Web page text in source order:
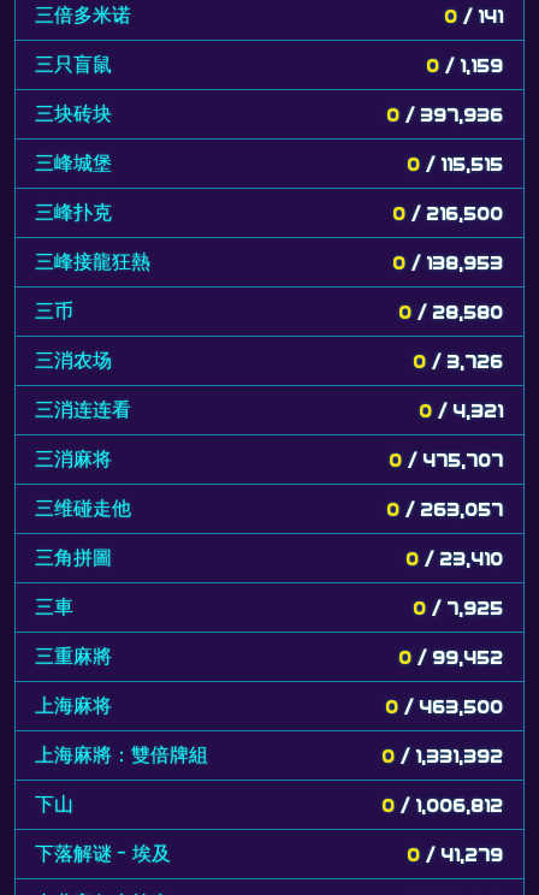
三倍多米诺 0 / 141
三只盲鼠 0 / 1,159
三块砖块 0 / 397,936
三峰城堡 0 / 115,515
三峰扑克 0 / 216,500
三峰接龍狂熱 0 / 138,953
三币 0 / 28,580
三消农场 0 / 3,726
三消连连看 0 / 4,321
三消麻将 0 / 475,707
三维碰走他 0 / 263,057
三角拼圖 0 / 23,410
三車 0 / 7,925
三重麻將 0 / 99,452
上海麻将 0 / 463,500
上海麻將：雙倍牌組 0 / 1,331,392
下山 0 / 1,006,812
下落解谜 - 埃及 0 / 41,279